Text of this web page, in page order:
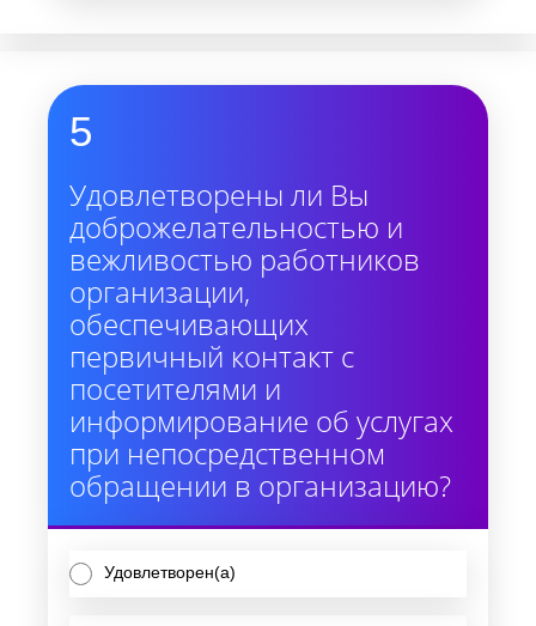
5
Удовлетворены ли Вы
доброжелательностью и
вежливостью работников
организации,
обеспечивающих
первичный контакт с
посетителями и
информирование об услугах
при непосредственном
обращении в организацию?
Удовлетворен(а)